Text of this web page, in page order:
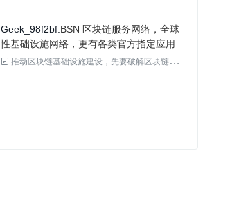
Geek_98f2bf BSN 区块链服务网络，全球
性基础设施网络，更有各类官方指定应用
 推动区块链基础设施建设，先要破解区块链发展“三高”难题